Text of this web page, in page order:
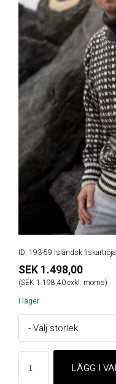
ID: 193-59 Isländsk fiskartröja
SEK 1.498,00
(SEK 1.198,40 exkl. moms)
I lager